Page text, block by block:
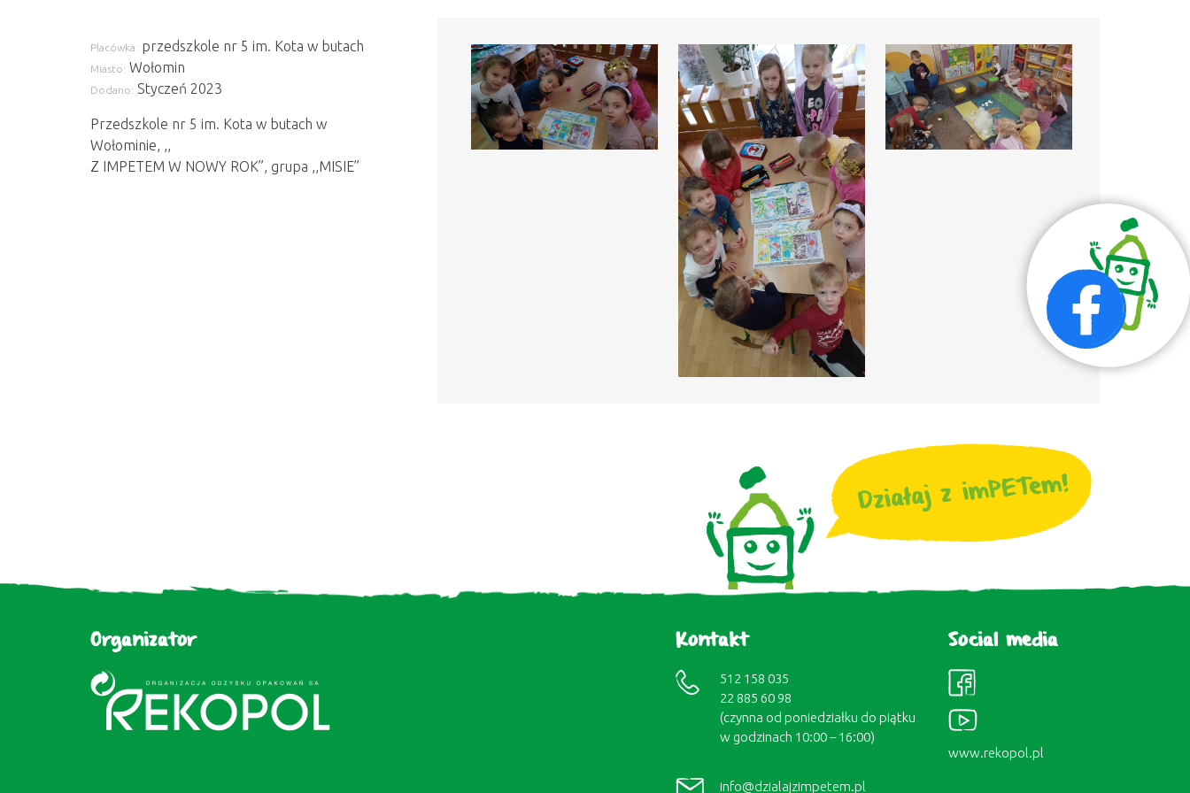
Placówka: przedszkole nr 5 im. Kota w butach
Miasto: Wołomin
Dodano: Styczeń 2023
Przedszkole nr 5 im. Kota w butach w
Wołominie, ,,
Z IMPETEM W NOWY ROK”, grupa ,,MISIE”
Organizator Kontakt
512 158 035
22 885 60 98
(czynna od poniedziałku do piątku
w godzinach 10:00 – 16:00)
info@dzialajzimpetem.pl
Social media
www.rekopol.pl